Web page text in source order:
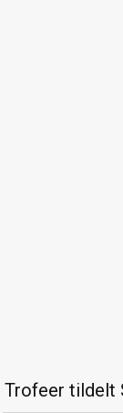
Trofeer tildelt